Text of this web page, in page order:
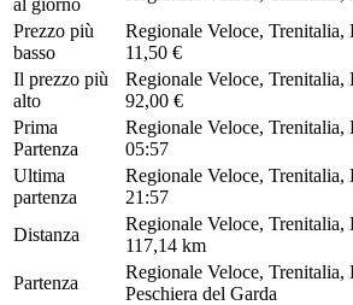
Prezzo più
basso
Regionale Veloce, Trenitalia,
11,50 €
Il prezzo più
alto
Regionale Veloce, Trenitalia,
92,00 €
Prima
Partenza
Regionale Veloce, Trenitalia,
05:57
Ultima
partenza
Regionale Veloce, Trenitalia,
21:57
Distanza
Regionale Veloce, Trenitalia,
117,14 km
Partenza
Regionale Veloce, Trenitalia,
Peschiera del Garda